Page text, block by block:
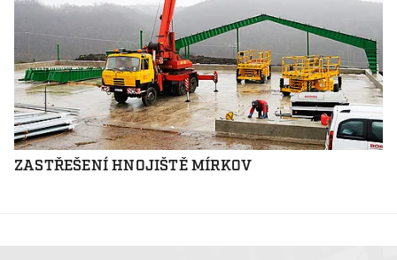
ZASTŘEŠENÍ HNOJIŠTĚ MÍRKOV